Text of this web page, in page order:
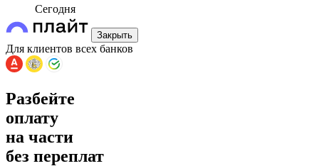
Сегодня
Закрыть
Для клиентов всех банков
Разбейте
оплату
на части
без переплат